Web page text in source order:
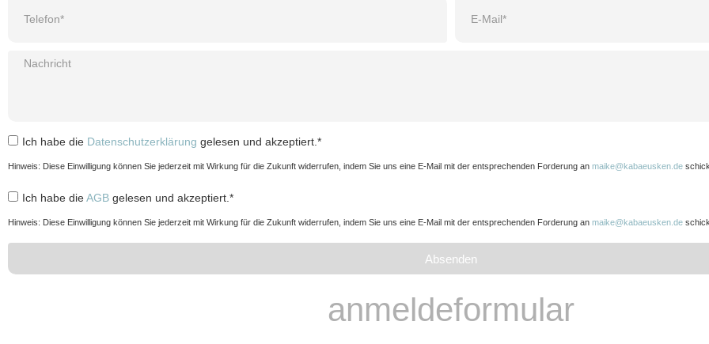
Ich habe die Datenschutzerklärung gelesen und akzeptiert.*
Hinweis: Diese Einwilligung können Sie jederzeit mit Wirkung für die Zukunft widerrufen, indem Sie uns eine E-Mail mit der entsprechenden Forderung an maike@kabaeusken.de
Ich habe dieAGB gelesen und akzeptiert.*
Hinweis: Diese Einwilligung können Sie jederzeit mit Wirkung für die Zukunft widerrufen, indem Sie uns eine E-Mail mit der entsprechenden Forderung an maike@kabaeusken.de
Absenden
anmeldeformular